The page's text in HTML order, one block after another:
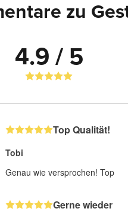
zu
4.9 / 5
Top Qualität!
Tobi
Genau wie versprochen! Top
Gerne wieder